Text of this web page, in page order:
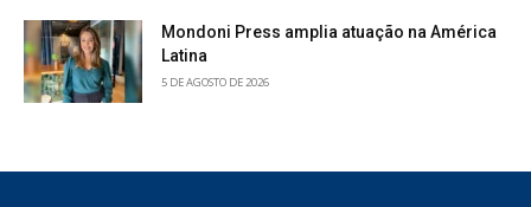
Mondoni Press amplia atuação na América
Latina
5 DE AGOSTO DE 2026